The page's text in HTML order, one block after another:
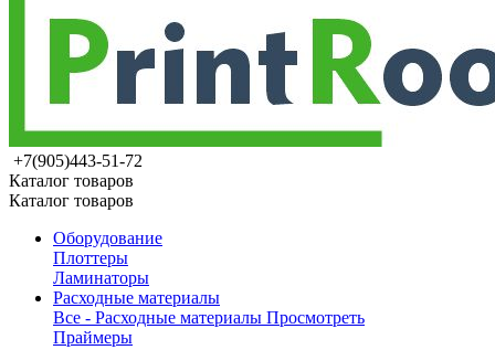
+7(905)443-51-72
Каталог товаров
Каталог товаров
Оборудование
Плоттеры
Ламинаторы
Расходные материалы
Все - Расходные материалы Просмотреть
Праймеры